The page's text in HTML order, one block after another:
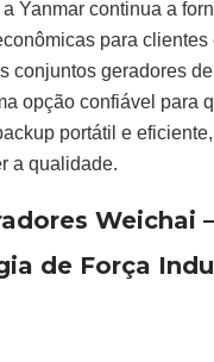
Yanmar continua a
para clientes
conjuntos geradores
opção confiável para
portátil e
a qualidade.
Weichai
de Força